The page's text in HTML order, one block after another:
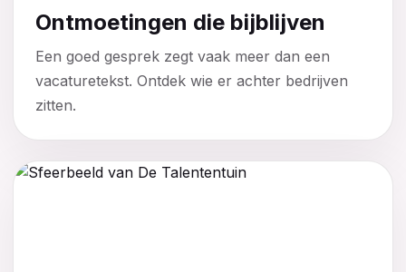
Ontmoetingen die bijblijven
Een goed gesprek zegt vaak meer dan een
vacaturetekst. Ontdek wie er achter bedrijven
zitten.